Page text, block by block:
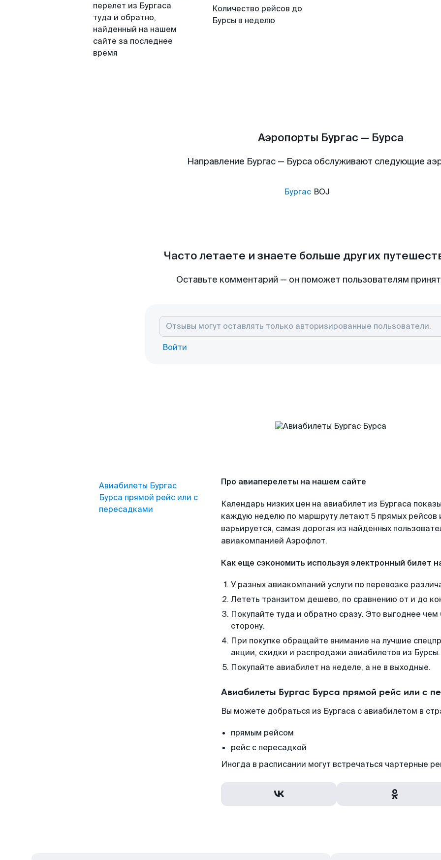
перелет из Бургаса
туда и обратно,
найденный на нашем
сайте за последнее
время
Количество рейсов до
Бурсы в неделю
Аэропорты Бургас — Бурса
Направление Бургас — Бурса обслуживают следующие
Бургас BOJ
Часто летаете и знаете больше других
Оставьте комментарий — он поможет пользователям
Войти
Авиабилеты Бургас
Бурса прямой рейс или с
пересадками
Про авиаперелеты на нашем сайте
Календарь низких цен на авиабилет из Бургаса
каждую неделю по маршруту летают 5 прямых рейсов
варьируется, самая дорогая из найденных
авиакомпанией Аэрофлот.
Как еще сэкономить используя электронный билет
У разных авиакомпаний услуги по перевозке
Лететь транзитом дешево, по сравнению от и до
Покупайте туда и обратно сразу. Это выгоднее чем
сторону.
При покупке обращайте внимание на лучшие
акции, скидки и распродажи авиабилетов из Бурсы.
Покупайте авиабилет на неделе, а не в выходные.
Авиабилеты Бургас Бурса прямой рейс или с
Вы можете добраться из Бургаса с авиабилетом в
прямым рейсом
рейс с пересадкой
Иногда в расписании могут встречаться чартерные